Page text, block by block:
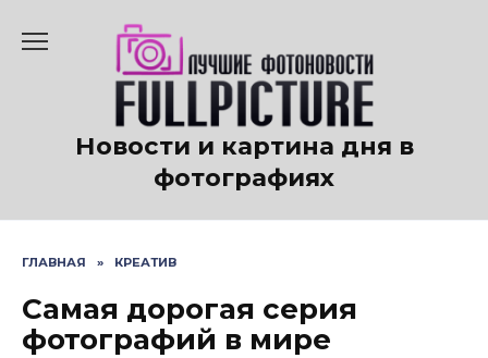
содержанию
Новости и картина дня в
фотографиях
ГЛАВНАЯ » КРЕАТИВ
Самая дорогая серия
фотографий в мире